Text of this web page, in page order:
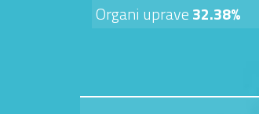
Organi uprave32.38%